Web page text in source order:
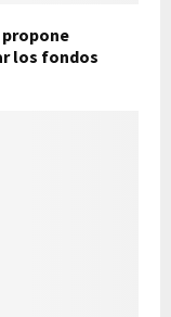
propone
los fondos